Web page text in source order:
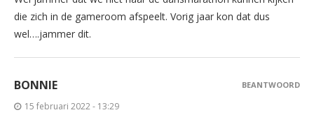
die zich in de gameroom afspeelt. Vorig jaar kon dat dus
wel….jammer dit.
BONNIE
15 februari 2022 - 13:29
BEANTWOORD